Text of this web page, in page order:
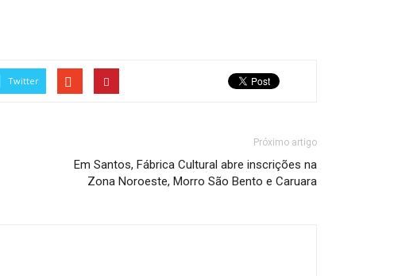
Twitter
Próximo artigo
Em Santos, Fábrica Cultural abre inscrições na
Zona Noroeste, Morro São Bento e Caruara